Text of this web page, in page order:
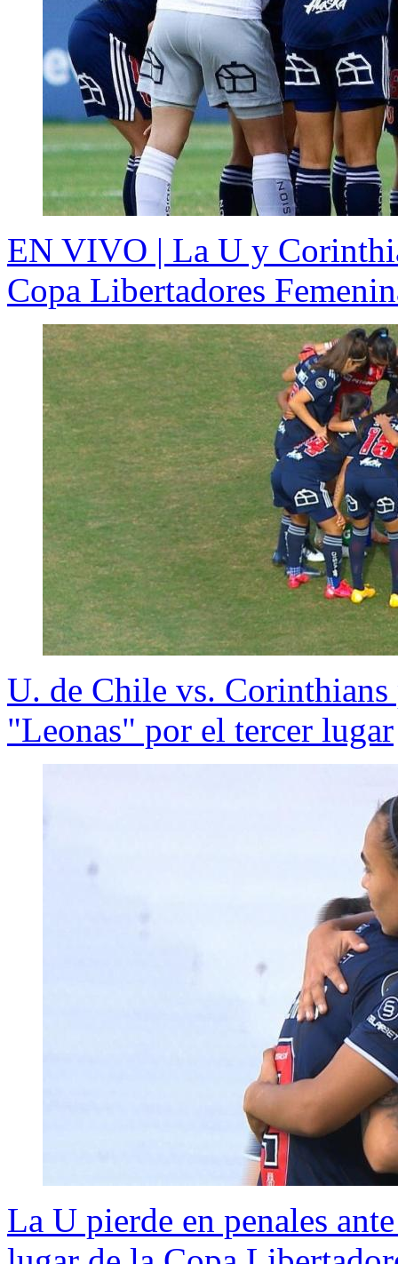
EN VIVO | La U y
Copa Libertadores
U. de Chile vs.
"Leonas" por el tercer lugar
La U pierde en penales